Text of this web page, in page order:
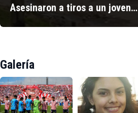
Asesinaron a tiros a un joven…
Galería